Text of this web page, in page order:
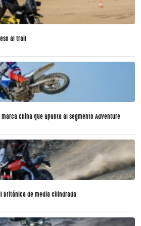
al trail
marca china que apunta al segmento Adventure
británica de media cilindrada